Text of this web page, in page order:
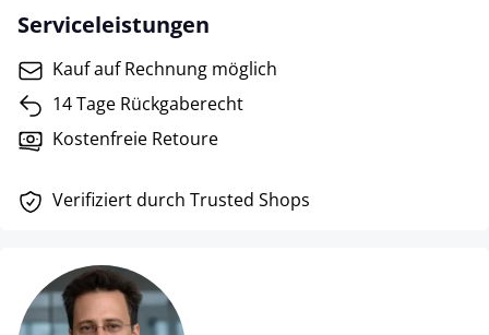
Serviceleistungen
Kauf auf Rechnung möglich
14 Tage Rückgaberecht
Kostenfreie Retoure
Verifiziert durch Trusted Shops